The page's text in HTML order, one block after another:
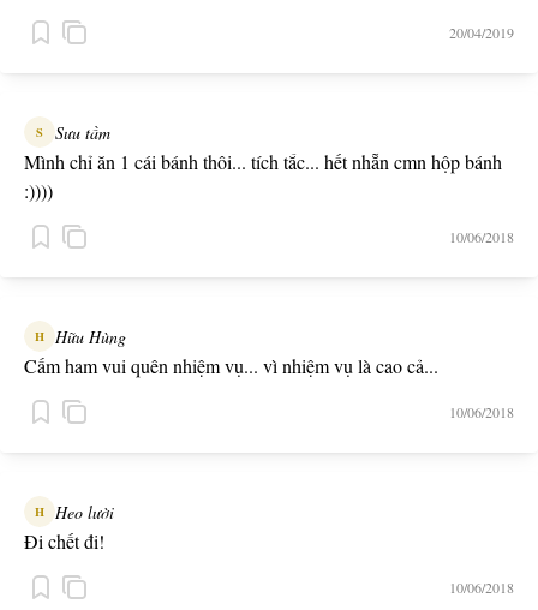
20/04/2019
S Sưu tầm
Mình chỉ ăn 1 cái bánh thôi... tích tắc... hết nhẵn cmn hộp bánh
:))))
10/06/2018
H Hữu Hùng
Cấm ham vui quên nhiệm vụ... vì nhiệm vụ là cao cả...
10/06/2018
H Heo lười
Đi chết đi!
10/06/2018